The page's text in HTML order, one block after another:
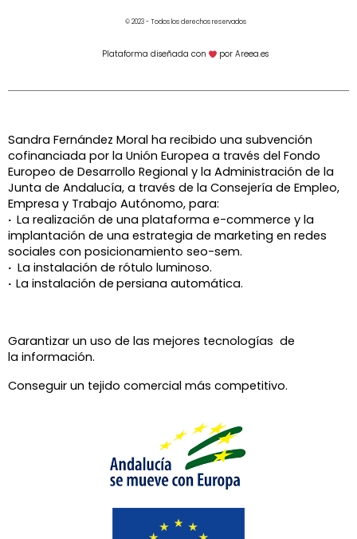
© 2023 - Todos los derechos reservados
Plataforma diseñada con por Areea.es
Sandra Fernández Moral ha recibido una subvención
cofinanciada por la Unión Europea a través del Fondo
Europeo de Desarrollo Regional y la Administración de la
Junta de Andalucía, a través de la Consejería de Empleo,
Empresa y Trabajo Autónomo, para:
· La realización de una plataforma e-commerce y la
implantación de una estrategia de marketing en redes
sociales con posicionamiento seo-sem.
· La instalación de rótulo luminoso.
· La instalación de persiana automática.
Garantizar un uso de las mejores tecnologías de
la información.
Conseguir un tejido comercial más competitivo.